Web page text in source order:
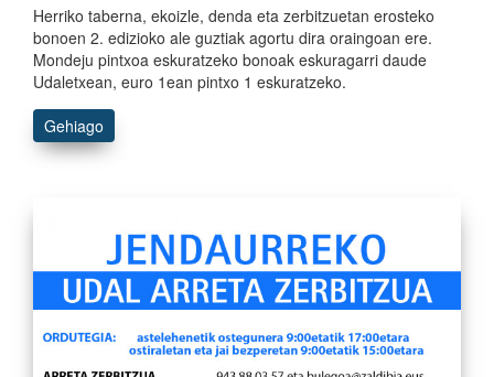
Herriko taberna, ekoizle, denda eta zerbitzuetan erosteko
bonoen 2. edizioko ale guztiak agortu dira oraingoan ere.
Mondeju pintxoa eskuratzeko bonoak eskuragarri daude
Udaletxean, euro 1ean pintxo 1 eskuratzeko.
Gehiago